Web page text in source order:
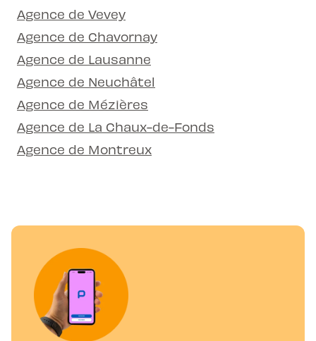
Agence de Vevey
Agence de Chavornay
Agence de Lausanne
Agence de Neuchâtel
Agence de Mézières
Agence de La Chaux-de-Fonds
Agence de Montreux